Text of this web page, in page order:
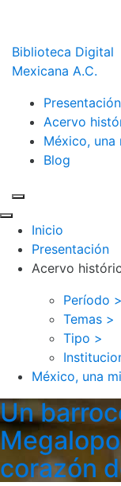
Biblioteca Digital
Mexicana A.C.
Presentación
Acervo
México, una
Blog
Inicio
Presentación
Acervo
Período >
Temas >
Tipo >
México, una
Un
corazón